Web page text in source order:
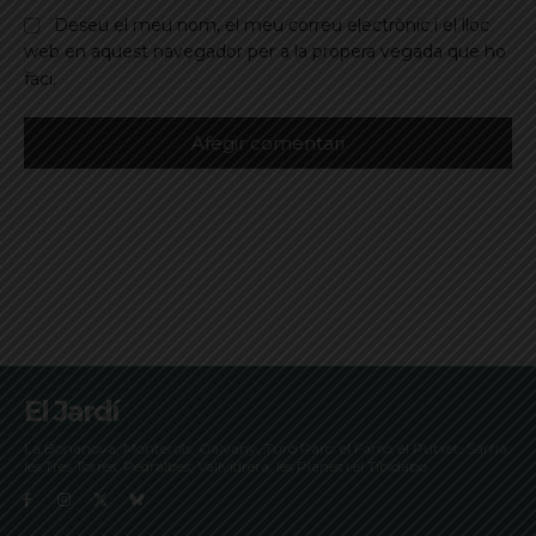
Deseu el meu nom, el meu correu electrònic i el lloc
web en aquest navegador per a la propera vegada que ho
faci.
El Jardí
La Bonanova, Monterols, Galvany, Turó Parc, el Farró, el Putxet, Sarrià,
les Tres Torres, Pedralbes, Vallvidrera, les Planes i el Tibidabo